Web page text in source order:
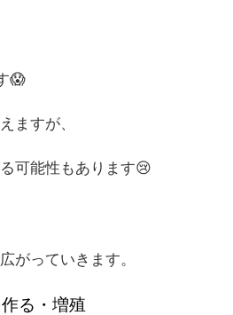
😱
ますが、
可能性もあります😢
がっていきます。
る・増殖